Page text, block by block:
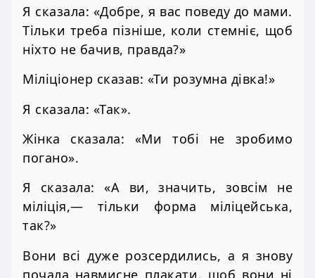
Я сказала: «Добре, я вас поведу до мами.
Тільки треба пізніше, коли стемніє, щоб
ніхто не бачив, правда?»
Міліціонер сказав: «Ти розумна дівка!»
Я сказала: «Так».
Жінка сказала: «Ми тобі не зробимо
погано».
Я сказала: «А ви, значить, зовсім не
міліція,— тільки форма міліцейська,
так?»
Вони всі дуже розсердились, а я знову
почала навмисне плакати, щоб вони ні